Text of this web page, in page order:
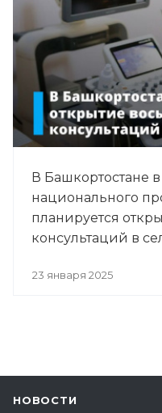
В Башкортостане
национального
планируется
консультаций в
23 января 2025
НОВОСТИ